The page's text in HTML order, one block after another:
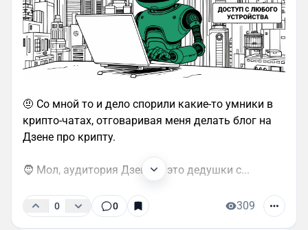
🤨 Со мной то и дело спорили какие-то умники в
крипто-чатах, отговаривая меня делать блог на
Дзене про крипту.
🧔 Мол, аудитория Дзена — это дедушки с...
0 0 309